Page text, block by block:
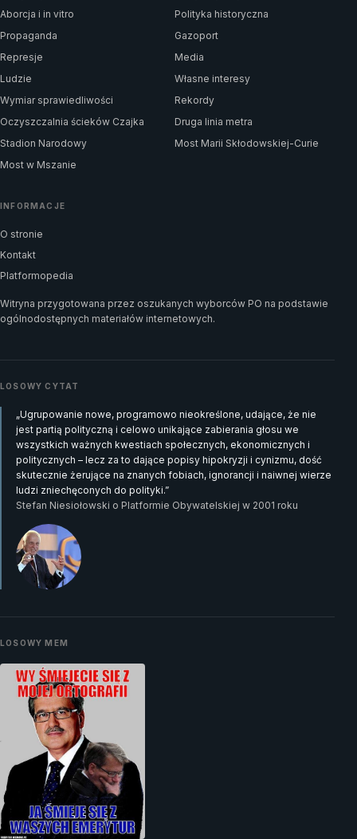
Aborcja i in vitro
Polityka historyczna
Propaganda
Gazoport
Represje
Media
Ludzie
Własne interesy
Wymiar sprawiedliwości
Rekordy
Oczyszczalnia ścieków Czajka
Druga linia metra
Stadion Narodowy
Most Marii Skłodowskiej-Curie
Most w Mszanie
INFORMACJE
O stronie
Kontakt
Platformopedia
Witryna przygotowana przez oszukanych wyborców PO na podstawie
ogólnodostępnych materiałów internetowych.
LOSOWY CYTAT
„Ugrupowanie nowe, programowo nieokreślone, udające, że nie
jest partią polityczną i celowo unikające zabierania głosu we
wszystkich ważnych kwestiach społecznych, ekonomicznych i
politycznych – lecz za to dające popisy hipokryzji i cynizmu, dość
skutecznie żerujące na znanych fobiach, ignorancji i naiwnej wierze
ludzi zniechęconych do polityki.”
Stefan Niesiołowski o Platformie Obywatelskiej w 2001 roku
LOSOWY MEM